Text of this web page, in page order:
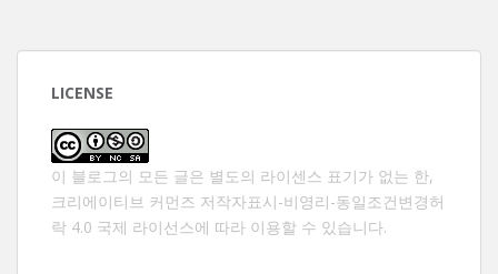
LICENSE
이 블로그의 모든 글은 별도의 라이센스 표기가 없는 한,
크리에이티브 커먼즈 저작자표시-비영리-동일조건변경허
락 4.0 국제 라이선스에 따라 이용할 수 있습니다.